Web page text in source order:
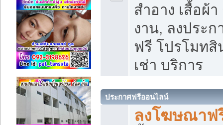
สำอาง เสื้อผ้
งาน, ลงประ
ฟรี โปรโมท
เช่า บริการ
ประกาศฟรีออนไลน์
ลงโฆษณาฟ